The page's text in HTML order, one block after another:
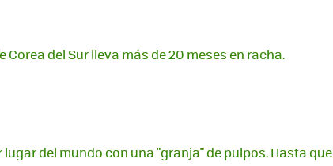
del Sur lleva más de 20 meses en racha.
del mundo con una "granja" de pulpos. Hasta que